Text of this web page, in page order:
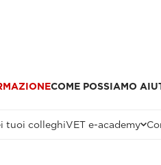
COME POSSIAMO
tuoi colleghiVET e-academy